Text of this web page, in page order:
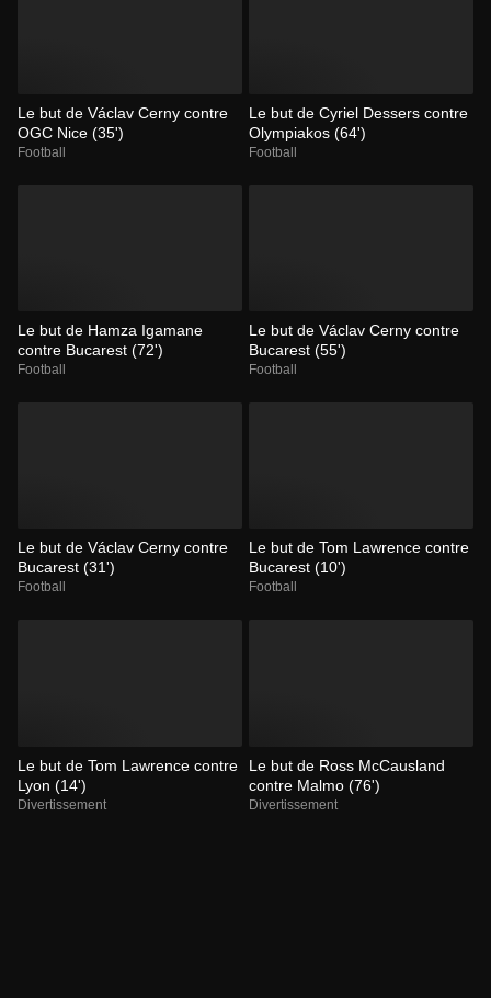
Le but de Václav Cerny contre
OGC Nice (35')
Football
Le but de Cyriel Dessers contre
Olympiakos (64')
Football
Le but de Hamza Igamane
contre Bucarest (72')
Football
Le but de Václav Cerny contre
Bucarest (55')
Football
Le but de Václav Cerny contre
Bucarest (31')
Football
Le but de Tom Lawrence contre
Bucarest (10')
Football
Le but de Tom Lawrence contre
Lyon (14')
Divertissement
Le but de Ross McCausland
contre Malmo (76')
Divertissement